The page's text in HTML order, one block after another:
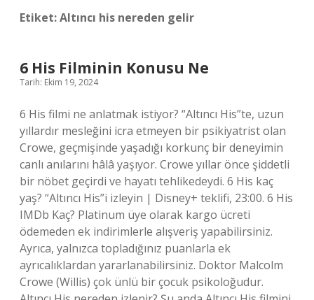
Etiket:Altıncı his nereden gelir
6 His Filminin Konusu Ne
Tarih: Ekim 19, 2024
6 His filmi ne anlatmak istiyor? “Altıncı His”te, uzun
yıllardır mesleğini icra etmeyen bir psikiyatrist olan
Crowe, geçmişinde yaşadığı korkunç bir deneyimin
canlı anılarını hâlâ yaşıyor. Crowe yıllar önce şiddetli
bir nöbet geçirdi ve hayatı tehlikedeydi. 6 His kaç
yaş? “Altıncı His”i izleyin | Disney+ teklifi, 23:00. 6 His
IMDb Kaç? Platinum üye olarak kargo ücreti
ödemeden ek indirimlerle alışveriş yapabilirsiniz.
Ayrıca, yalnızca topladığınız puanlarla ek
ayrıcalıklardan yararlanabilirsiniz. Doktor Malcolm
Crowe (Willis) çok ünlü bir çocuk psikoloğudur.